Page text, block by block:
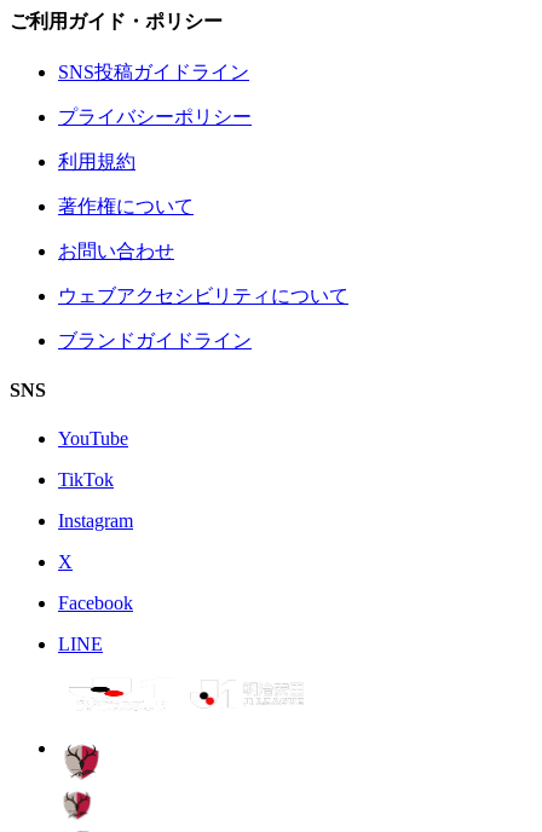
ご利用ガイド・ポリシー
SNS投稿ガイドライン
プライバシーポリシー
利用規約
著作権について
お問い合わせ
ウェブアクセシビリティについて
ブランドガイドライン
SNS
YouTube
TikTok
Instagram
X
Facebook
LINE